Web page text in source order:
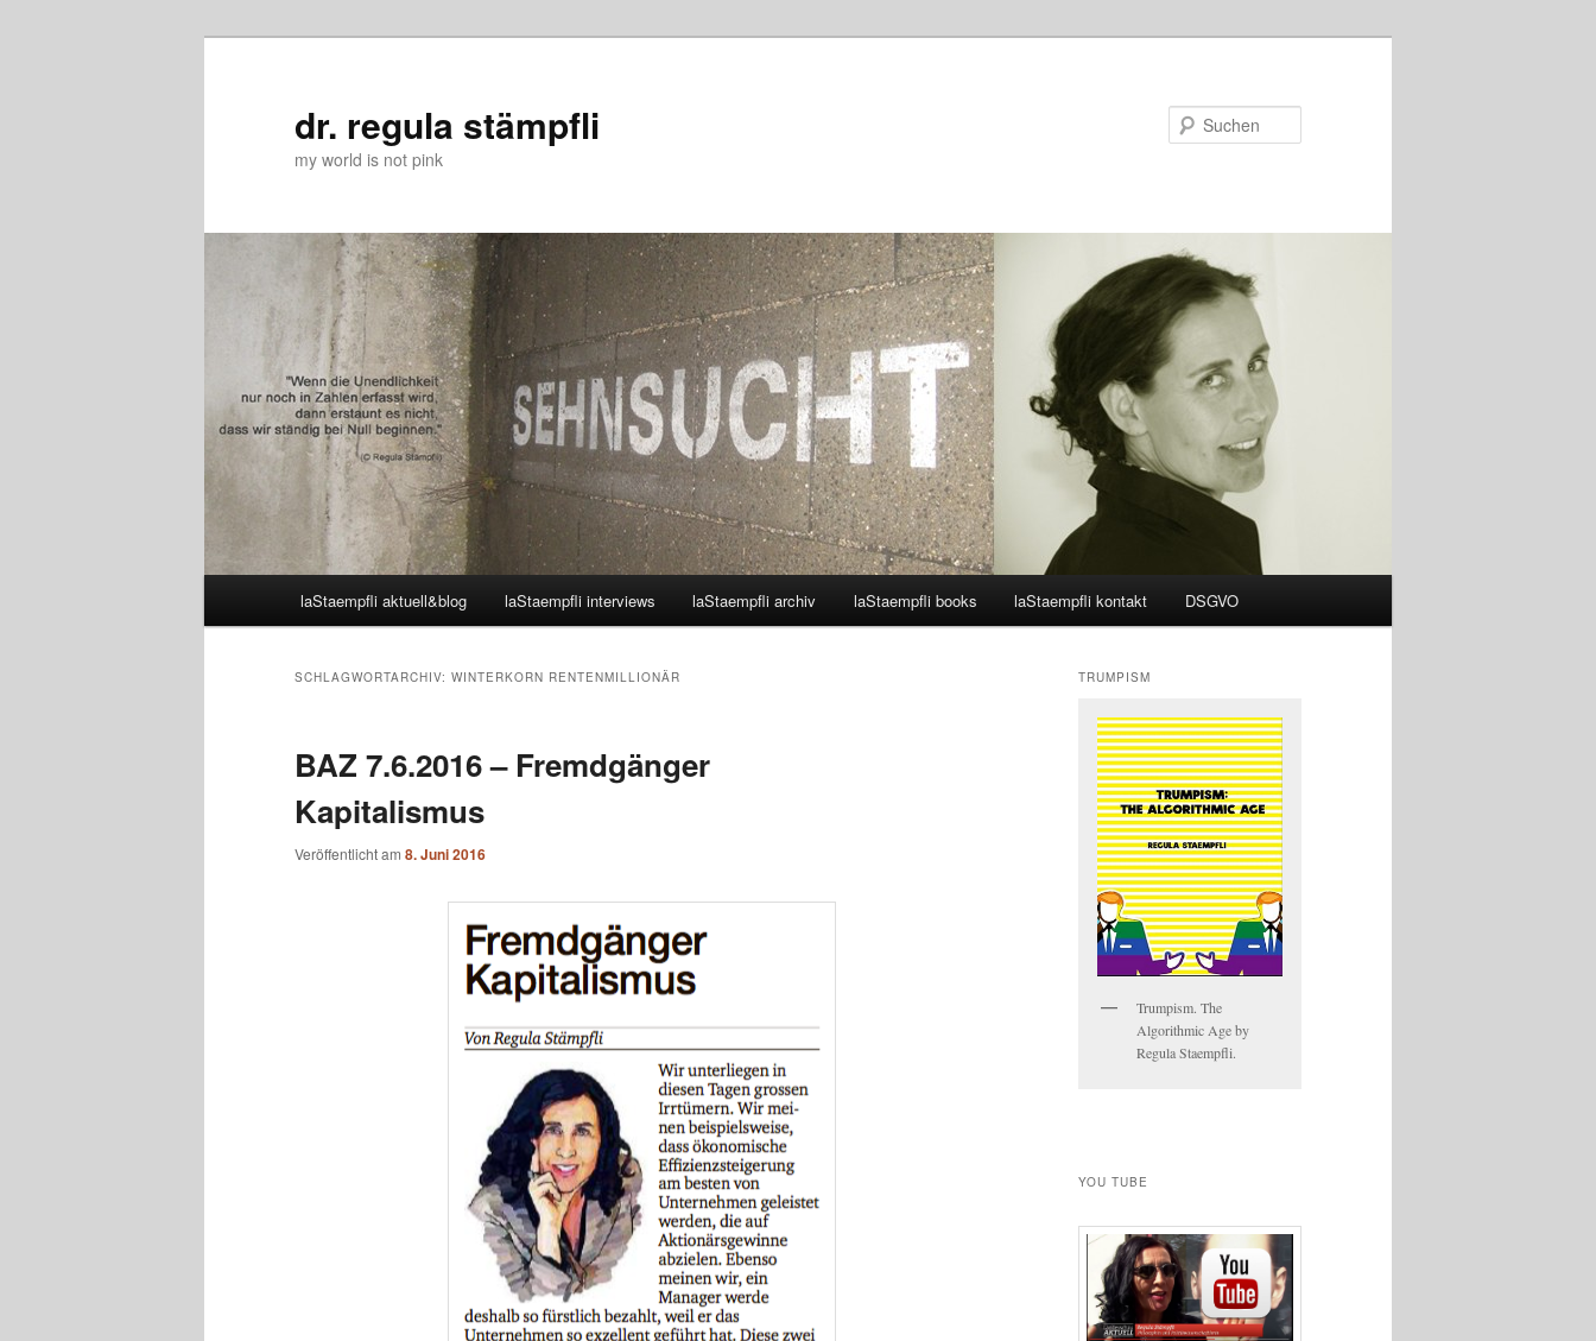
dr. regula stämpfli
my world is not pink
laStaempfli aktuell&blog laStaempfli interviews laStaempfli archiv laStaempfli books laStaempfli kontakt DSGVO
SCHLAGWORTARCHIV: WINTERKORN RENTENMILLIONÄR
BAZ 7.6.2016 – Fremdgänger
Kapitalismus
Veröffentlicht am 8. Juni 2016
TRUMPISM
Trumpism. The
Algorithmic Age by
Regula Staempfli.
YOU TUBE